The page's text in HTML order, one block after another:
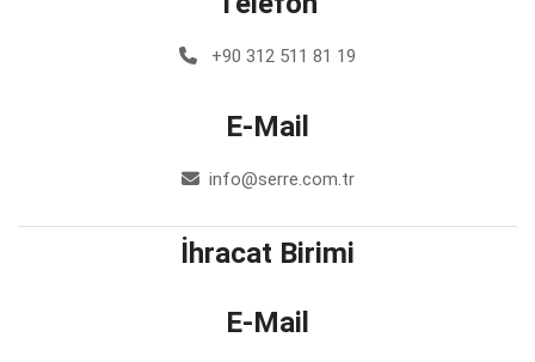
+90 312 511 81 19
E-Mail
info@serre.com.tr
İhracat Birimi
E-Mail